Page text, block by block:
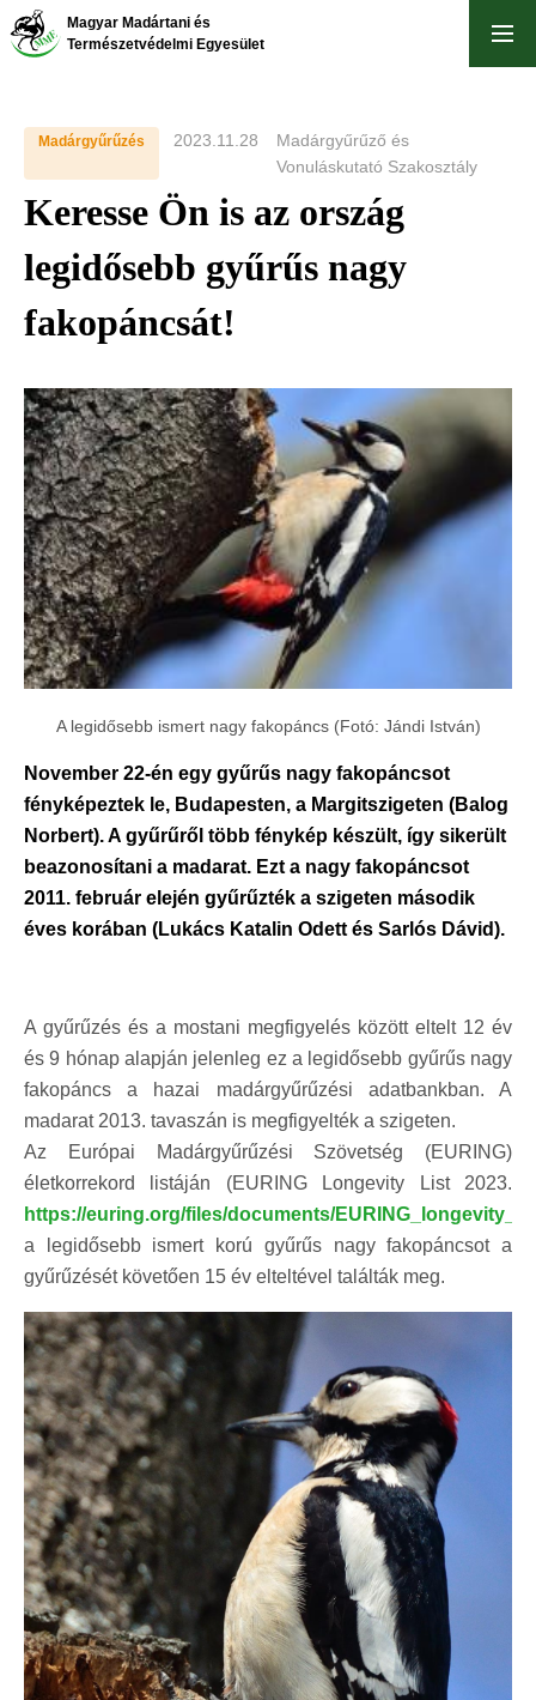
Skip
to
Magyar Madártani és
Természetvédelmi Egyesület
Madárgyűrűzés 2023.11.28
Madárgyűrűző és
Vonuláskutató Szakosztály
Keresse Ön is az ország
legidősebb gyűrűs nagy
fakopáncsát!
A legidősebb ismert nagy fakopáncs (Fotó: Jándi István)
November 22-én egy gyűrűs nagy fakopáncsot
fényképeztek le, Budapesten, a Margitszigeten (Balog
Norbert). A gyűrűről több fénykép készült, így sikerült
beazonosítani a madarat. Ezt a nagy fakopáncsot
2011. február elején gyűrűzték a szigeten második
éves korában (Lukács Katalin Odett és Sarlós Dávid).
A gyűrűzés és a mostani megfigyelés között eltelt 12 év
és 9 hónap alapján jelenleg ez a legidősebb gyűrűs nagy
fakopáncs a hazai madárgyűrűzési adatbankban. A
madarat 2013. tavaszán is megfigyelték a szigeten.
Az Európai Madárgyűrűzési Szövetség (EURING)
életkorrekord listáján (EURING Longevity List 2023.
https://euring.org/files/documents/
a legidősebb ismert korú gyűrűs nagy fakopáncsot a
gyűrűzését követően 15 év elteltével találták meg.